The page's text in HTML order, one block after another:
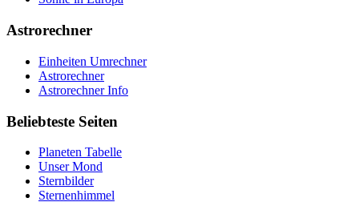
Astrorechner
Einheiten Umrechner
Astrorechner
Astrorechner Info
Beliebteste Seiten
Planeten Tabelle
Unser Mond
Sternbilder
Sternenhimmel